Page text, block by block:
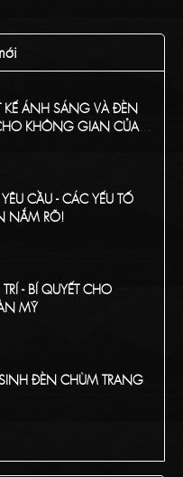
KẾ ÁNH SÁNG VÀ ĐÈN
KHÔNG GIAN CỦA
CẦU - CÁC YẾU TỐ
NẮM RÕ!
- BÍ QUYẾT CHO
MỸ
ĐÈN CHÙM TRANG